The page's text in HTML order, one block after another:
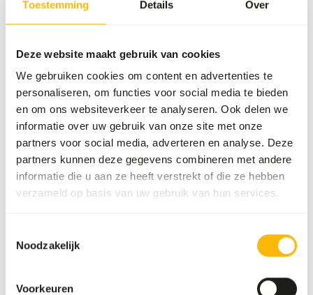
Toestemming Details Over
Deze website maakt gebruik van cookies
We gebruiken cookies om content en advertenties te
personaliseren, om functies voor social media te bieden
en om ons websiteverkeer te analyseren. Ook delen we
informatie over uw gebruik van onze site met onze
partners voor social media, adverteren en analyse. Deze
partners kunnen deze gegevens combineren met andere
informatie die u aan ze heeft verstrekt of die ze hebben
verzameld op basis van uw gebruik van hun services.
Noodzakelijk
Voorkeuren
Over dit product
Wisbroek Ibis-Flamingo Floating is a complete (floating)
unique extrusion process, the high diversity of raw
materials is formed into delicious crunchy pellets under
bird needs to stay in good condition. Apart from the
buds, grass or seeds) in winter. We recommend offering
the food dry. Due to the extrusion process, the pellets do
keep their shape in water. As a result, the pellets can also
be given floating or soaked in water.